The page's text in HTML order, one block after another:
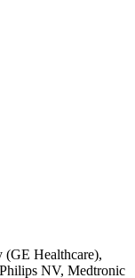
(GE Healthcare),
NV, Medtronic